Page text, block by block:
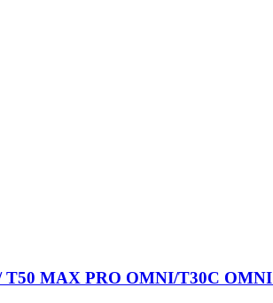
T50 MAX PRO OMNI/T30C OMNI